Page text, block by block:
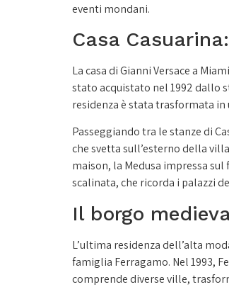
eventi mondani.
Casa
La casa di Gianni Versace a
stato acquistato nel 1992 dallo
residenza è stata trasformata
Passeggiando tra le stanze di
che svetta sull’esterno della
maison, la Medusa impressa
scalinata, che ricorda i palazzi
Il borgo
L’ultima residenza dell’alta
famiglia Ferragamo. Nel 1993,
comprende diverse ville,